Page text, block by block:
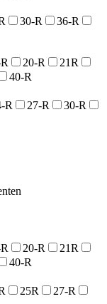
30-R
36-R
20-R
21R
40-R
R 27-R
30-R
20-R
21R
40-R
25R
27-R